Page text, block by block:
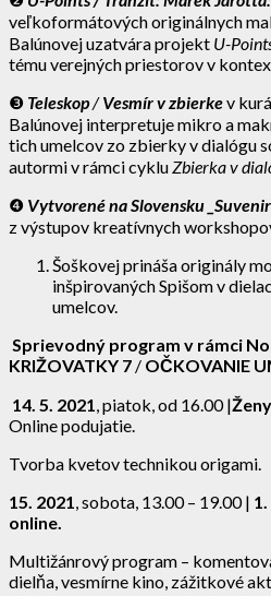
veľkoformátových originálnych
Balúnovej uzatvára projekt U-
tému verejných priestorov v
❸ Teleskop/Vesmír v zbierkev
Balúnovej interpretuje mikro a
tich umelcov zo zbierky v dialógu
autormi v rámci cyklu Zbierka v
❹ Vytvorené na Slovensku
z výstupov kreatívnych
Šoškovej prináša originály
inšpirovaných Spišom v
umelcov.
Sprievodný program v rámci
KRIŽOVATKY 7 / OČKOVANIE
14. 5. 2021 , piatok, od 16.00 |
Online podujatie.
Tvorba kvetov technikou origami.
15. 2021 , sobota, 13.00 – 19.00 |
online.
Multižánrový program –
dielňa, vesmírne kino, zážitkové